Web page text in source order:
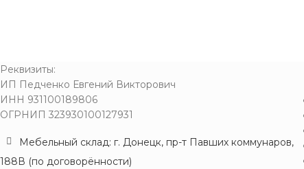
Реквизиты:
ИП Педченко Евгений Викторович
ИНН 931100189806
ОГРНИП 323930100127931
Мебельный склад: г. Донецк, пр-т Павших коммунаров,
188В (по договорённости)